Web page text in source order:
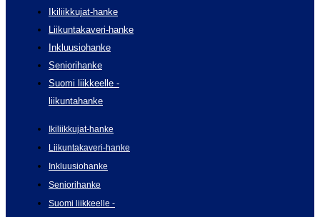
Ikiliikkujat-hanke
Liikuntakaveri-hanke
Inkluusiohanke
Seniorihanke
Suomi liikkeelle -
liikuntahanke
Ikiliikkujat-hanke
Liikuntakaveri-hanke
Inkluusiohanke
Seniorihanke
Suomi liikkeelle -